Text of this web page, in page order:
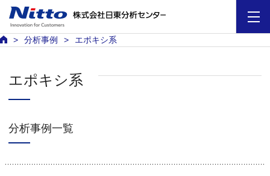
分析事例 エポキシ系
エポキシ系
分析事例一覧